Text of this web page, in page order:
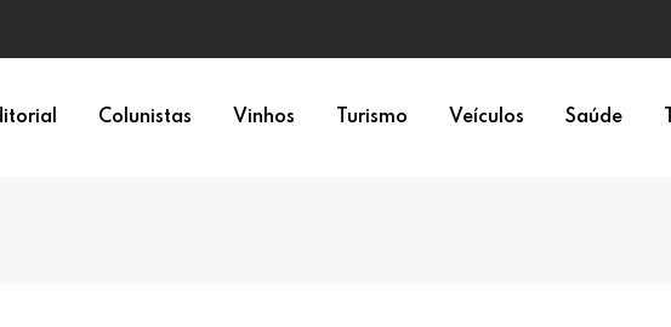
política
Colunistas Vinhos Turismo Veículos Saúde